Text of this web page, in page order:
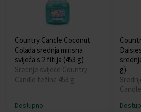
Country Candle Coconut
Colada srednja mirisna
svijeća s 2 fitilja (453 g)
Srednje svijeće Country
Candle težine 453 g
Dostupno
g)